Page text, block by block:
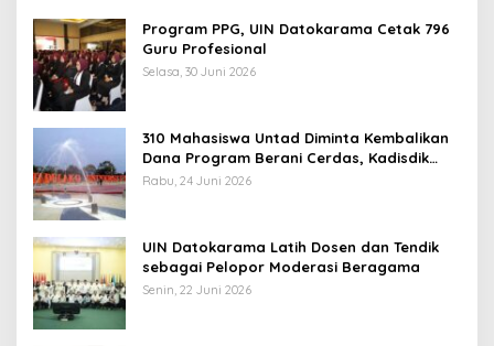
Program PPG, UIN Datokarama Cetak 796
Guru Profesional
Selasa, 30 Juni 2026
310 Mahasiswa Untad Diminta Kembalikan
Dana Program Berani Cerdas, Kadisdik
Sulteng: Tidak Boleh Terima Beasiswa
Rabu, 24 Juni 2026
UIN Datokarama Latih Dosen dan Tendik
sebagai Pelopor Moderasi Beragama
Senin, 22 Juni 2026